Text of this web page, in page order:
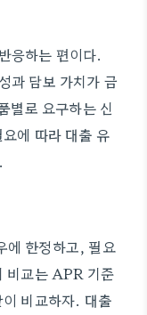
응하는 편이다.
과 담보 가치가 금
별로 요구하는 신
에 따라 대출 유
에 한정하고, 필요
비교는 APR 기준
비교하자. 대출